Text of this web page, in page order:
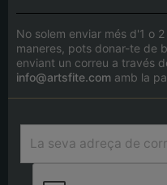
No solem enviar més d'1 o
maneres, pots donar-te de
enviant un correu a través
info@artsfite.com amb la